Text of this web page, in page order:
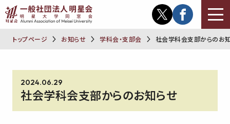
トップページ お知らせ 学科会・支部会 社会学科会支部からのお
2024.06.29
社会学科会支部からのお知らせ